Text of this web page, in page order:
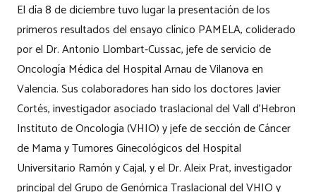
El día 8 de diciembre tuvo lugar la presentación de los
primeros resultados del ensayo clínico PAMELA, coliderado
por el Dr. Antonio Llombart-Cussac, jefe de servicio de
Oncología Médica del Hospital Arnau de Vilanova en
Valencia. Sus colaboradores han sido los doctores Javier
Cortés, investigador asociado traslacional del Vall d’Hebron
Instituto de Oncología (VHIO) y jefe de sección de Cáncer
de Mama y Tumores Ginecológicos del Hospital
Universitario Ramón y Cajal, y el Dr. Aleix Prat, investigador